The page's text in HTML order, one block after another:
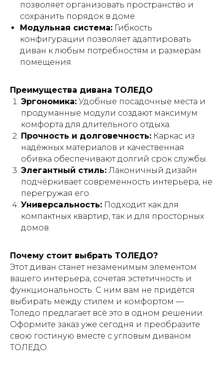
позволяет организовать пространство и
сохранить порядок в доме.
Модульная система: Гибкость
конфигурации позволяет адаптировать
диван к любым потребностям и размерам
помещения.
Преимущества дивана ТОЛЕДО
Эргономика: Удобные посадочные места и
продуманные модули создают максимум
комфорта для длительного отдыха.
Прочность и долговечность: Каркас из
надёжных материалов и качественная
обивка обеспечивают долгий срок службы.
Элегантный стиль: Лаконичный дизайн
подчёркивает современность интерьера, не
перегружая его.
Универсальность: Подходит как для
компактных квартир, так и для просторных
домов.
Почему стоит выбрать ТОЛЕДО?
Этот диван станет незаменимым элементом
вашего интерьера, сочетая эстетичность и
функциональность. С ним вам не придётся
выбирать между стилем и комфортом —
Толедо предлагает всё это в одном решении.
Оформите заказ уже сегодня и преобразите
свою гостиную вместе с угловым диваном
ТОЛЕДО.